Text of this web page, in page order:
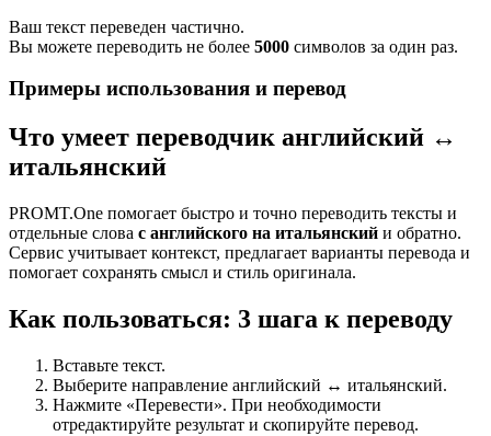
Ваш текст переведен частично.
Вы можете переводить не более 5000 символов за один раз.
Примеры использования и перевод
Что умеет переводчик английский ↔
итальянский
PROMT.One помогает быстро и точно переводить тексты и
отдельные слова с английского на итальянский и обратно.
Сервис учитывает контекст, предлагает варианты перевода и
помогает сохранять смысл и стиль оригинала.
Как пользоваться: 3 шага к переводу
Вставьте текст.
Выберите направление английский ↔ итальянский.
Нажмите «Перевести». При необходимости
отредактируйте результат и скопируйте перевод.